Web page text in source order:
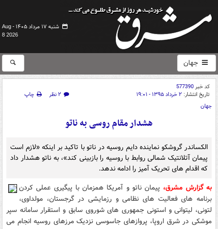
شنبه ۱۷ مرداد ۱۴۰۵ -
Aug
8 2026
جهان
کد خبر577390
تاریخ انتشار: ۲ خرداد ۱۳۹۵ - ۱۹:۰۱ ۲ نظر
چاپ
جهان
هشدار مقام روسی به ناتو
الکساندر گروشکو نماینده دایم روسیه در ناتو با تاکید بر اینکه «لازم است
پیمان آتلانتیک شمالی روابط با روسیه را بازبینی کند»، به ناتو هشدار داد
که اقدام های تحریک آمیز را ادامه ندهد.
به گزارش مشرق، پیمان ناتو و آمریکا همزمان با پیگیری عملی کردن
برنامه های فعالیت های نظامی و رزمایشی در گرجستان، مولداوی،
لتونی، لیتوانی و استونی جمهوری های شوروی سابق و استقرار سامانه سپر
موشکی در شرق اروپا، پروازهای جاسوسی نزدیک مرزهای روسیه انجام می